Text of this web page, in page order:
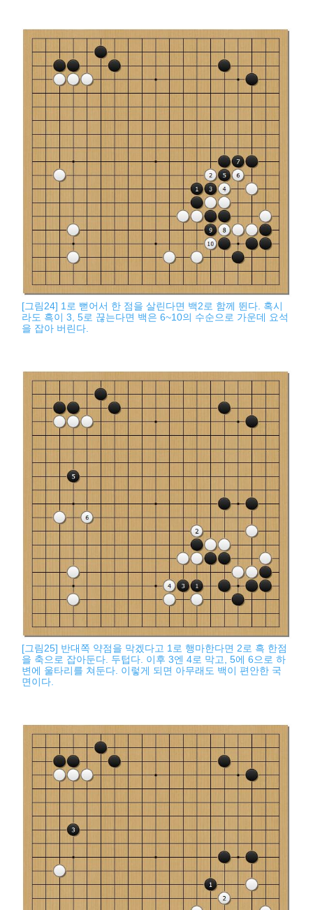
[그림24] 1로 뻗어서 한 점을 살린다면 백2로 함께 뛴다. 혹시
라도 흑이 3, 5로 끊는다면 백은 6~10의 수순으로 가운데 요석
을 잡아 버린다.
[그림25] 반대쪽 약점을 막겠다고 1로 행마한다면 2로 흑 한점
을 축으로 잡아둔다. 두텁다. 이후 3엔 4로 막고, 5에 6으로 하
변에 울타리를 쳐둔다. 이렇게 되면 아무래도 백이 편안한 국
면이다.